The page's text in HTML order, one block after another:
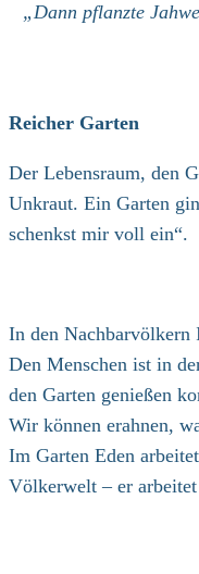
„Dann pflanzte
Reicher Garten
Der Lebensraum, den
Unkraut. Ein Garten
schenkst mir voll ein“.
In den Nachbarvölkern
Den Menschen ist in
den Garten genießen
Wir können erahnen,
Im Garten Eden
Völkerwelt – er